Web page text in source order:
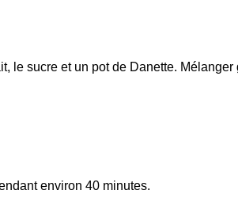
le sucre et un pot de Danette. Mélanger
environ 40 minutes.